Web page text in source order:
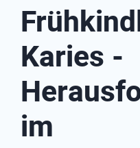
Karies -
im